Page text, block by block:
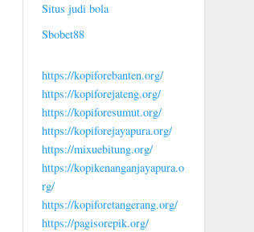
Situs judi bola
Sbobet88
https://kopiforebanten.org/
https://kopiforejateng.org/
https://kopiforesumut.org/
https://kopiforejayapura.org/
https://mixuebitung.org/
https://kopikenanganjayapura.o
rg/
https://kopiforetangerang.org/
https://pagisorepik.org/